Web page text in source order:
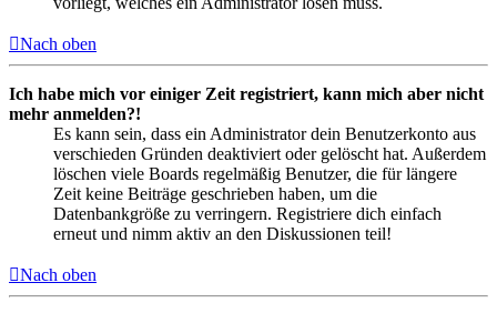
Nach oben
Ich habe mich vor einiger Zeit registriert, kann mich aber nicht
mehr anmelden?!
Es kann sein, dass ein Administrator dein Benutzerkonto aus
verschieden Gründen deaktiviert oder gelöscht hat. Außerdem
löschen viele Boards regelmäßig Benutzer, die für längere
Zeit keine Beiträge geschrieben haben, um die
Datenbankgröße zu verringern. Registriere dich einfach
erneut und nimm aktiv an den Diskussionen teil!
Nach oben